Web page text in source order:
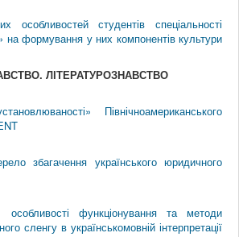
особливостей студентів спеціальності
на формування у них компонентів культури
ЛІТЕРАТУРОЗНАВСТВО
Північноамериканського
збагачення українського юридичного
функціонування та методи
сленгу в українськомовній інтерпретації